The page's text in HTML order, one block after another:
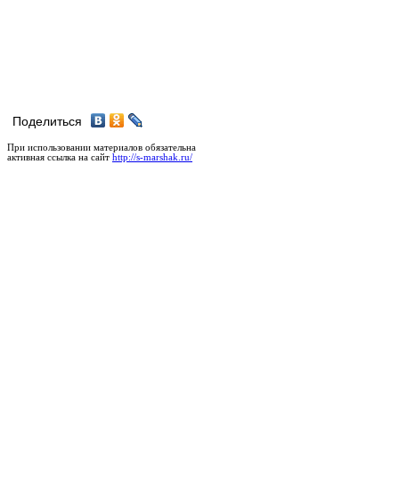
Поделиться
При использовании материалов обязательна
активная ссылка на сайт http://s-marshak.ru/